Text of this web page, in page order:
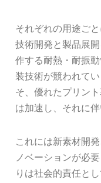
それぞれの用途ご
技術開発と製品展
作する耐熱・耐振
装技術が競われて
そ、優れたプリン
は加速し、それに
これには新素材開
ノベーションが必
りは社会的責任と